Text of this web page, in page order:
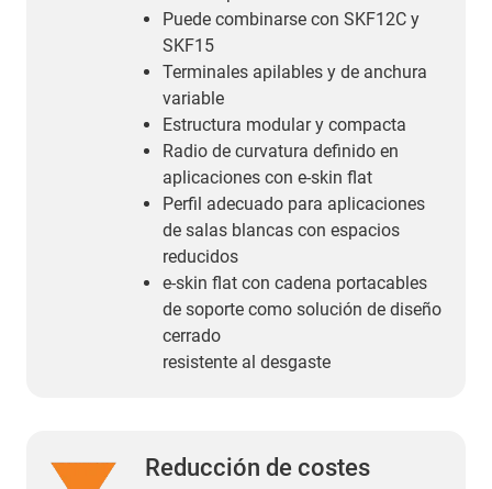
Puede combinarse con SKF12C y
SKF15
Terminales apilables y de anchura
variable
Estructura modular y compacta
Radio de curvatura definido en
aplicaciones con e-skin flat
Perfil adecuado para aplicaciones
de salas blancas con espacios
reducidos
e-skin flat con cadena portacables
de soporte como solución de diseño
cerrado
resistente al desgaste
Reducción de costes